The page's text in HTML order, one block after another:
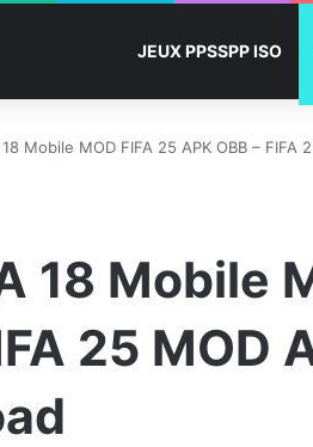
JEUX PPSSPP ISO
Mobile MOD FIFA 25 APK OBB – FIFA
18 Mobile
25 MOD